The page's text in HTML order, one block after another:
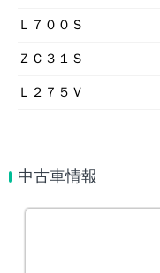
Ｌ７００Ｓ
ＺＣ３１Ｓ
Ｌ２７５Ｖ
中古車情報